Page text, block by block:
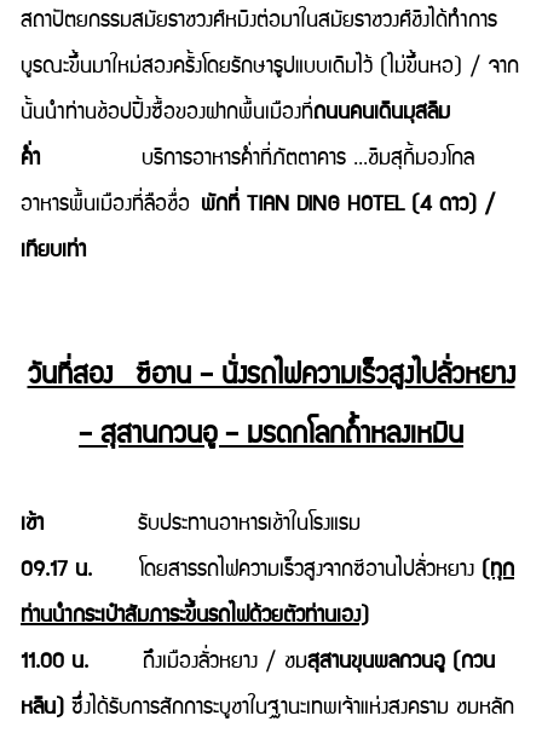
สถาปัตยกรรมสมัยราชวงศ์หมิงต่อมาในสมัยราชวงศ์ชิงได้ทำการ
บูรณะขึ้นมาใหม่สองครั้งโดยรักษารูปแบบเดิมไว้ (ไม่ขึ้นหอ) / จาก
นั้นนำท่านช้อปปิ้งซื้อของฝากพื้นเมืองที่ถนนคนเดินมุสลิม
ค่ำบริการอาหารค่ำที่ภัตตาคาร ...ชิมสุกี้มองโกล
อาหารพื้นเมืองที่ลือชื่อ พักที่ TIAN DING HOTEL (4 ดาว) /
เทียบเท่า
วันที่สอง ซีอาน – นั่งรถไฟความเร็วสูงไปลั่วหยาง
– สุสานกวนอู – มรดกโลกถ้ำหลงเหมิน
เช้ารับประทานอาหารเช้าในโรงแรม
09.17 น. โดยสารรถไฟความเร็วสูงจากซีอานไปลั่วหยาง (ทุก
ท่านนำกระเป๋าสัมภาระขึ้นรถไฟด้วยตัวท่านเอง)
11.00 น. ถึงเมืองลั่วหยาง / ชมสุสานขุนพลกวนอู (กวน
หลิน) ซึ่งได้รับการสักการะบูชาในฐานะเทพเจ้าแห่งสงคราม ชมหลัก